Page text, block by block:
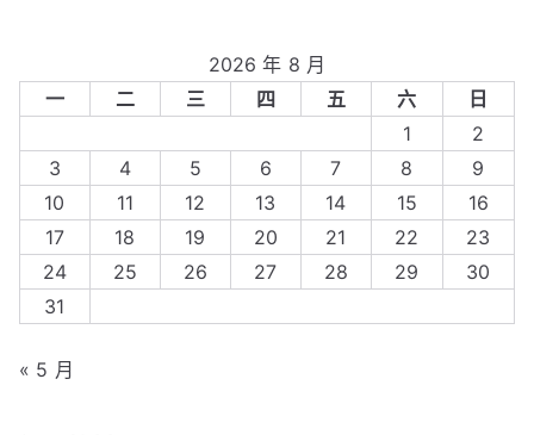
2026 年 8 月
一
二 三 四 五 六
日
1
2
3
4 5 6 7 8
9
10
11 12 13 14 15
16
17
18 19 20 21 22
23
24
25 26 27 28 29
30
31
« 5 月